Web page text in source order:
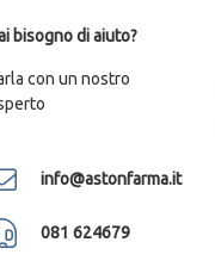
bisogno di aiuto?
con un nostro
info@astonfarma.it
081 624679